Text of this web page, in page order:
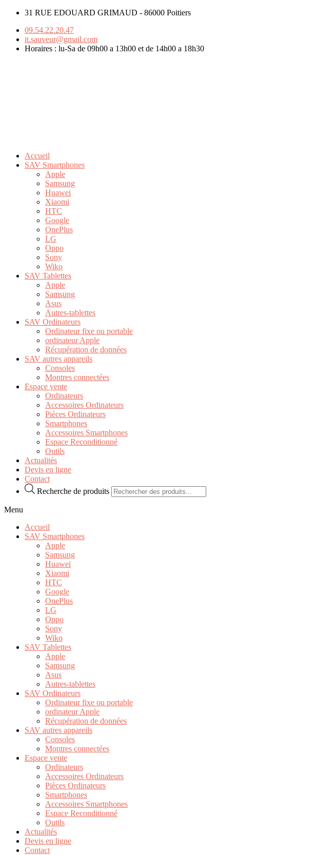
31 RUE EDOUARD GRIMAUD - 86000 Poitiers
09.54.22.20.47
it.sauveur@gmail.com
Horaires : lu-Sa de 09h00 a 13h00 et de 14h00 a 18h30
Accueil
SAV Smartphones
Apple
Samsung
Huawei
Xiaomi
HTC
Google
OnePlus
LG
Oppo
Sony
Wiko
SAV Tablettes
Apple
Samsung
Asus
Autres-tablettes
SAV Ordinateurs
Ordinateur fixe ou portable
ordinateur Apple
Récupération de données
SAV autres appareils
Consoles
Montres connectées
Espace vente
Ordinateurs
Accessoires Ordinateurs
Pièces Ordinateurs
Smartphones
Accessoires Smartphones
Espace Reconditionné
Outils
Actualités
Devis en ligne
Contact
Recherche de produits
Menu
Accueil
SAV Smartphones
Apple
Samsung
Huawei
Xiaomi
HTC
Google
OnePlus
LG
Oppo
Sony
Wiko
SAV Tablettes
Apple
Samsung
Asus
Autres-tablettes
SAV Ordinateurs
Ordinateur fixe ou portable
ordinateur Apple
Récupération de données
SAV autres appareils
Consoles
Montres connectées
Espace vente
Ordinateurs
Accessoires Ordinateurs
Pièces Ordinateurs
Smartphones
Accessoires Smartphones
Espace Reconditionné
Outils
Actualités
Devis en ligne
Contact